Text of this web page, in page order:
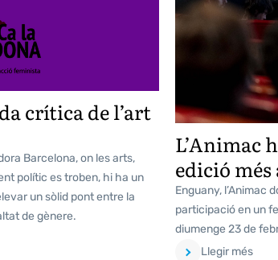
crítica de l’art
Barcelona, on les arts,
polític es troben, hi ha un
un sòlid pont entre la
de gènere.
L’Animac
edició
Enguany, l’Animac
participació en un
diumenge 23 de
Llegir més